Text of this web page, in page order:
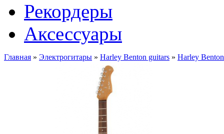
Рекордеры
Аксессуары
Главная » Электрогитары » Harley Benton guitars » Harley